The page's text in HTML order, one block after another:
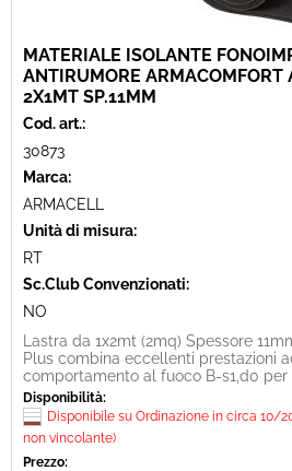
MATERIALE ISOLANTE
ANTIRUMORE ARMACOMFORT
2X1MT SP.11MM
Cod. art.:
30873
Marca:
ARMACELL
Unità di misura:
RT
Sc.Club Convenzionati:
NO
Lastra da 1x2mt (2mq) Spessore
Plus combina eccellenti prestazioni
comportamento al fuoco B-s1,d0 per
Disponibilità:
Disponibile su Ordinazione in circa 10/
non vincolante)
Prezzo: